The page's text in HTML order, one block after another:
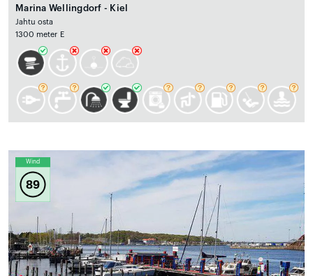
Marina Wellingdorf - Kiel
Jahtu osta
1300 meter E
Wind
89